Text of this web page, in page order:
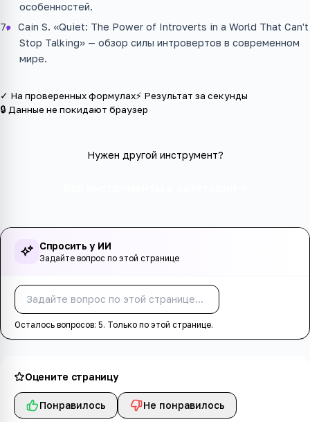
особенностей.
Cain S. «Quiet: The Power of Introverts in a World That Can't
Stop Talking» — обзор силы интровертов в современном
мире.
✓ На проверенных формулах⚡ Результат за секунды
🔒 Данные не покидают браузер
Нужен другой инструмент?
Спросить у ИИ
Задайте вопрос по этой странице
Осталось вопросов: 5. Только по этой странице.
Оцените страницу
Понравилось Не понравилось